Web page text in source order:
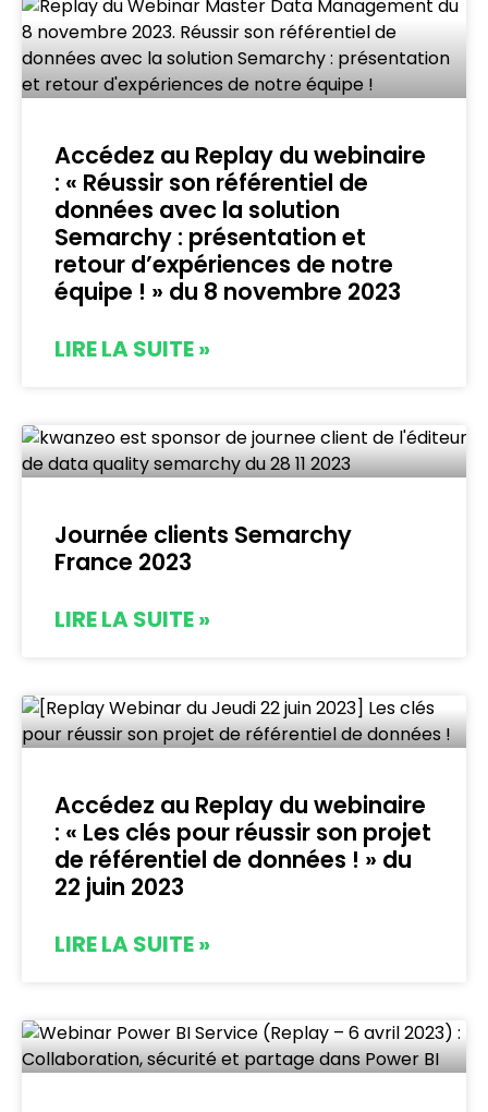
Accédez au Replay du webinaire
: « Réussir son référentiel de
données avec la solution
Semarchy : présentation et
retour d’expériences de notre
équipe ! » du 8 novembre 2023
LIRE LA SUITE »
Journée clients Semarchy
France 2023
LIRE LA SUITE »
Accédez au Replay du webinaire
: « Les clés pour réussir son projet
de référentiel de données ! » du
22 juin 2023
LIRE LA SUITE »